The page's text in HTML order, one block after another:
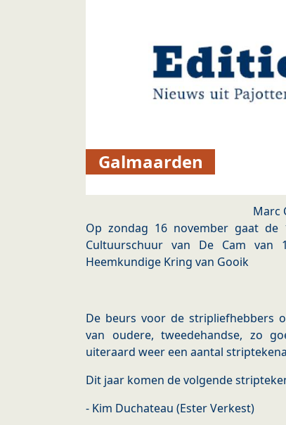
Galmaarden
Marc
Op zondag 16 november gaat
Cultuurschuur van De Cam
Heemkundige Kring van Gooik
De beurs voor de stripliefhebbers
van oudere, tweedehandse, zo
uiteraard weer een aantal
Dit jaar komen de volgende
- Kim Duchateau (Ester Verkest)